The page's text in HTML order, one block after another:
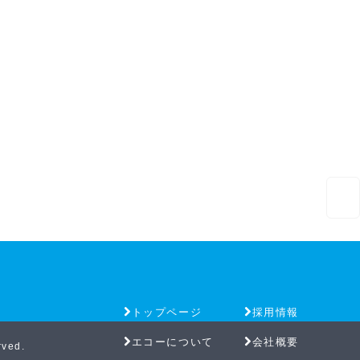
トップページ
エコーについて
採用情報
会社概要